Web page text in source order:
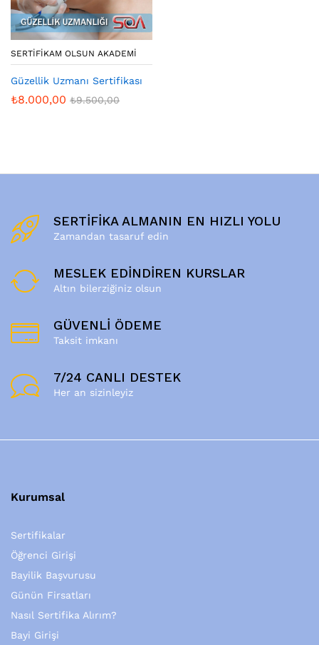
SERTIFIKAM OLSUN AKADEMI
Güzellik Uzmanı Sertifikası
₺8.000,00 ₺9.500,00
SERTİFİKA ALMANIN EN HIZLI YOLU
Zamandan tasaruf edin
MESLEK EDİNDİREN KURSLAR
Altın bilerziğiniz olsun
GÜVENLİ ÖDEME
Taksit imkanı
7/24 CANLI DESTEK
Her an sizinleyiz
Kurumsal
Sertifikalar
Öğrenci Girişi
Bayilik Başvurusu
Günün Firsatları
Nasıl Sertifika Alırım?
Bayi Girişi